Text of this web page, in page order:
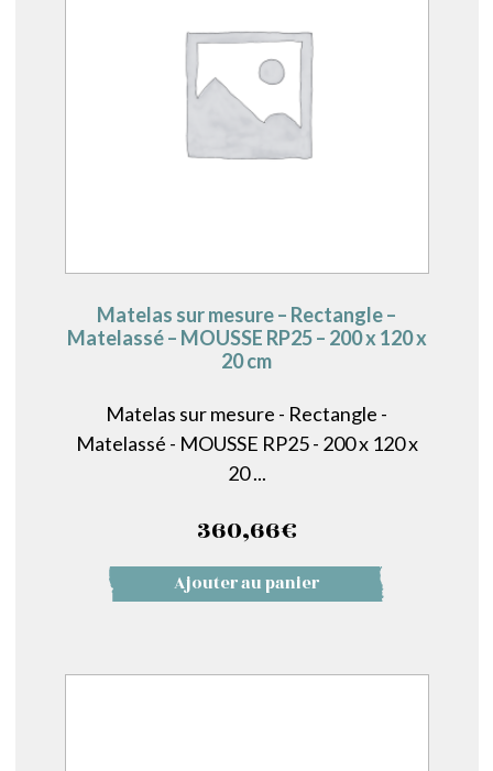
Matelas sur mesure – Rectangle –
Matelassé – MOUSSE RP25 – 200 x 120 x
20 cm
Matelas sur mesure - Rectangle -
Matelassé - MOUSSE RP25 - 200 x 120 x
20 ...
360,66€
Ajouter au panier